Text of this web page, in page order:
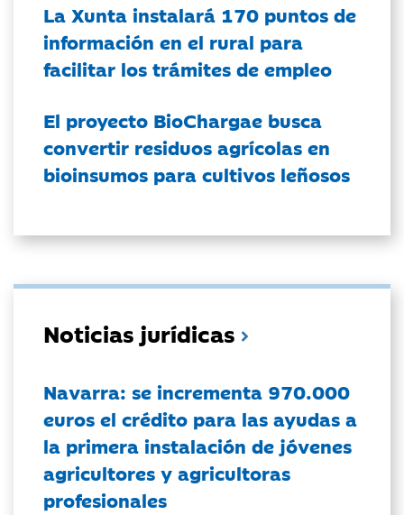
La Xunta instalará 170 puntos de
información en el rural para
facilitar los trámites de empleo
El proyecto BioChargae busca
convertir residuos agrícolas en
bioinsumos para cultivos leñosos
Noticias jurídicas
Navarra: se incrementa 970.000
euros el crédito para las ayudas a
la primera instalación de jóvenes
agricultores y agricultoras
profesionales